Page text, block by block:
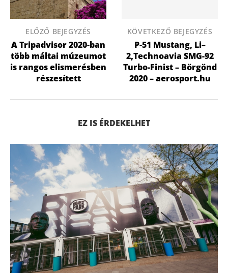
ELŐZŐ BEJEGYZÉS
A Tripadvisor 2020-ban
több máltai múzeumot
is rangos elismerésben
részesített
KÖVETKEZŐ BEJEGYZÉS
P-51 Mustang, Li–
2,Technoavia SMG-92
Turbo-Finist – Börgönd
2020 – aerosport.hu
EZ IS ÉRDEKELHET